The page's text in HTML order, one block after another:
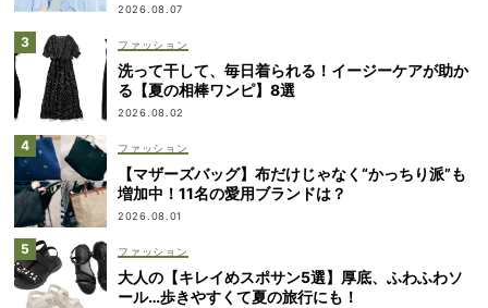
2026.08.07
ファッション
洗って干して、毎日着られる！イージーケアが助か
る【夏の相棒ワンピ】8選
2026.08.02
ファッション
【マザーズバッグ】布だけじゃなく“かっちり派”も
増加中！11名の愛用ブランドは？
2026.08.01
ファッション
大人の【キレイめスポサン5選】厚底、ふわふわソ
ール…歩きやすくて夏の旅行にも！